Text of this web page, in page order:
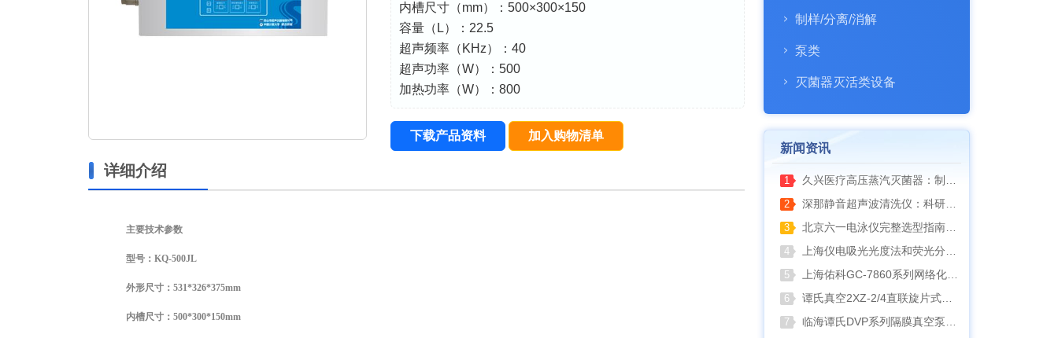
内槽尺寸（mm）：500×300×150
容量（L）：22.5
超声频率（KHz）：40
超声功率（W）：500
加热功率（W）：800
下载产品资料 加入购物清单
详细介绍
主要技术参数
型号： KQ-500JL
外形尺寸： 531*326*375mm
内槽尺寸： 500*300*150mm
制样/分离/消解
泵类
灭菌器灭活类设备
新闻资讯
1 久兴医疗高压蒸汽灭菌器：制药科研灭菌的可靠之选
2 深那静音超声波清洗仪：科研洁净新标准，安静高效更安心
3 北京六一电泳仪完整选型指南（分电泳槽 + 电源两大模块，按实验场景直接匹配）
4 上海仪电吸光光度法和荧光分析法的异同
5 上海佑科GC-7860系列网络化气相色谱仪
6 谭氏真空2XZ-2/4直联旋片式真空泵全面升级，取消气镇阀、油镜变大更便捷
7 临海谭氏DVP系列隔膜真空泵：抗腐蚀、高稳定性的实验室与工业真空解决方案